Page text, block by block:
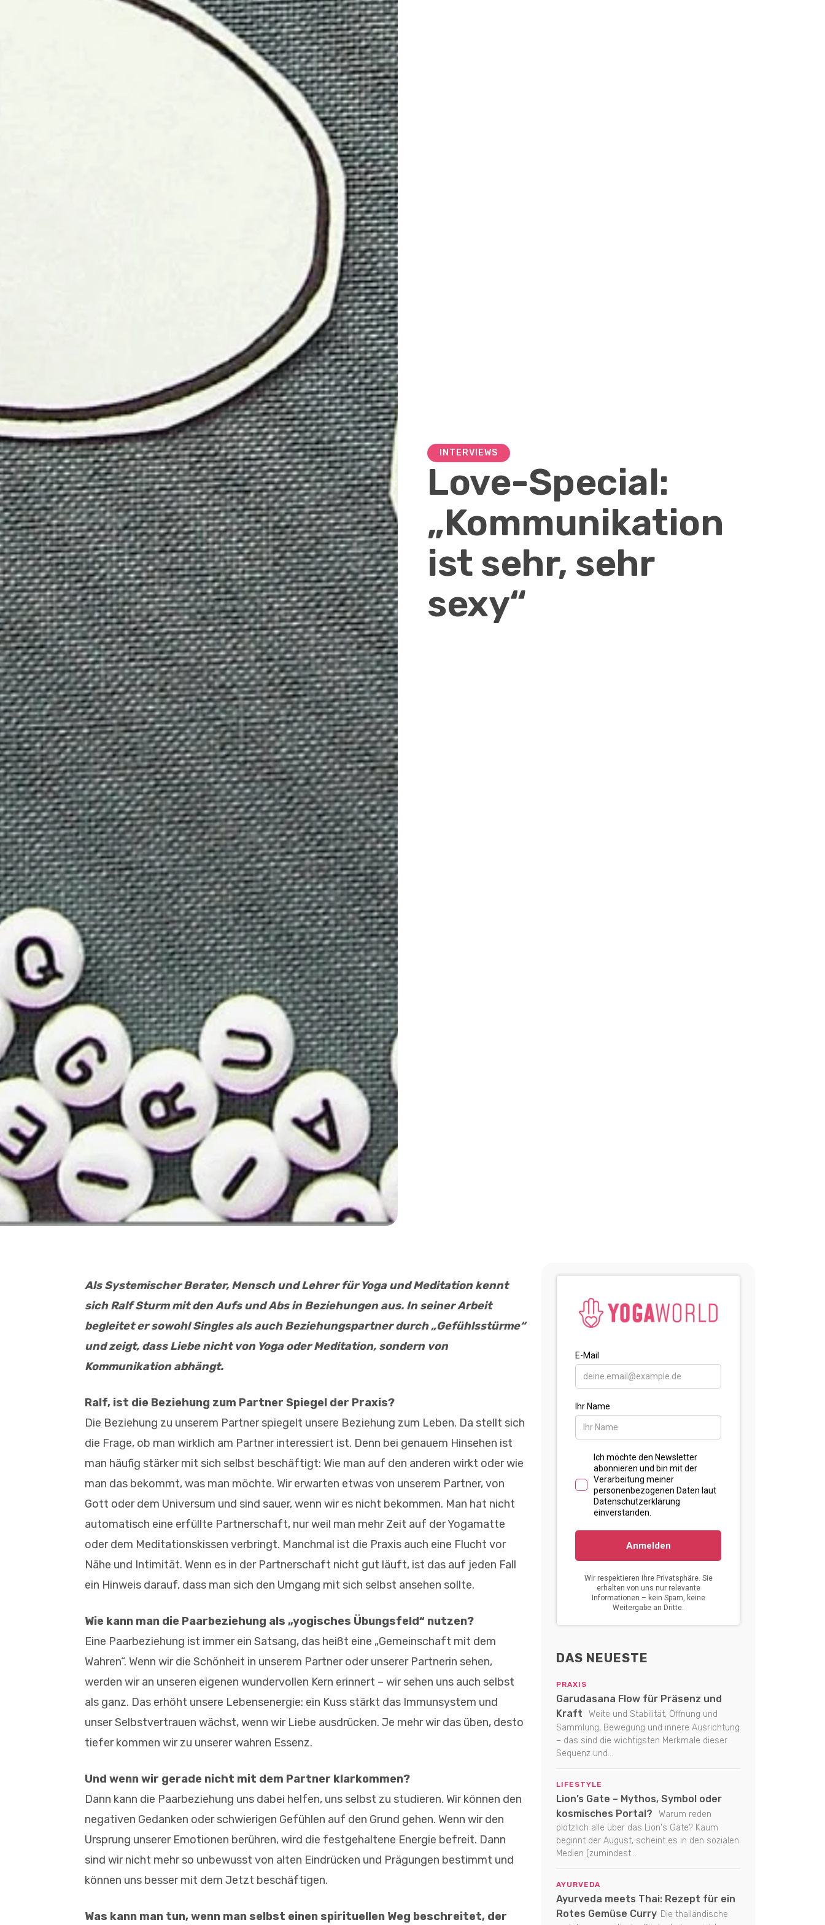
INTERVIEWS
Love-Special:
„Kommunikation
ist sehr, sehr
sexy“
Als Systemischer Berater, Mensch und Lehrer für Yoga und Meditation kennt
sich Ralf Sturm mit den Aufs und Abs in Beziehungen aus. In seiner Arbeit
begleitet er sowohl Singles als auch Beziehungspartner durch „Gefühlsstürme“
und zeigt, dass Liebe nicht von Yoga oder Meditation, sondern von
Kommunikation abhängt.
Ralf, ist die Beziehung zum Partner Spiegel der Praxis?
Die Beziehung zu unserem Partner spiegelt unsere Beziehung zum Leben. Da stellt sich
die Frage, ob man wirklich am Partner interessiert ist. Denn bei genauem Hinsehen ist
man häufig stärker mit sich selbst beschäftigt: Wie man auf den anderen wirkt oder wie
man das bekommt, was man möchte. Wir erwarten etwas von unserem Partner, von
Gott oder dem Universum und sind sauer, wenn wir es nicht bekommen. Man hat nicht
automatisch eine erfüllte Partnerschaft, nur weil man mehr Zeit auf der Yogamatte
oder dem Meditationskissen verbringt. Manchmal ist die Praxis auch eine Flucht vor
Nähe und Intimität. Wenn es in der Partnerschaft nicht gut läuft, ist das auf jeden Fall
ein Hinweis darauf, dass man sich den Umgang mit sich selbst ansehen sollte.
Wie kann man die Paarbeziehung als „yogisches Übungsfeld“ nutzen?
Eine Paarbeziehung ist immer ein Satsang, das heißt eine „Gemeinschaft mit dem
Wahren“. Wenn wir die Schönheit in unserem Partner oder unserer Partnerin sehen,
werden wir an unseren eigenen wundervollen Kern erinnert – wir sehen uns auch selbst
als ganz. Das erhöht unsere Lebensenergie: ein Kuss stärkt das Immunsystem und
unser Selbstvertrauen wächst, wenn wir Liebe ausdrücken. Je mehr wir das üben, desto
tiefer kommen wir zu unserer wahren Essenz.
Und wenn wir gerade nicht mit dem Partner klarkommen?
Dann kann die Paarbeziehung uns dabei helfen, uns selbst zu studieren. Wir können den
negativen Gedanken oder schwierigen Gefühlen auf den Grund gehen. Wenn wir den
Ursprung unserer Emotionen berühren, wird die festgehaltene Energie befreit. Dann
sind wir nicht mehr so unbewusst von alten Eindrücken und Prägungen bestimmt und
können uns besser mit dem Jetzt beschäftigen.
Was kann man tun, wenn man selbst einen spirituellen Weg beschreitet, der
DAS NEUESTE
PRAXIS
Garudasana Flow für Präsenz und
Kraft
Weite und Stabilität, Öffnung und
Sammlung, Bewegung und innere Ausrichtung
– das sind die wichtigsten Merkmale dieser
Sequenz und...
LIFESTYLE
Lion’s Gate – Mythos, Symbol oder
kosmisches Portal?
Warum reden
plötzlich alle über das Lion's Gate? Kaum
beginnt der August, scheint es in den sozialen
Medien (zumindest...
AYURVEDA
Ayurveda meets Thai: Rezept für ein
Rotes Gemüse Curry Die thailändische